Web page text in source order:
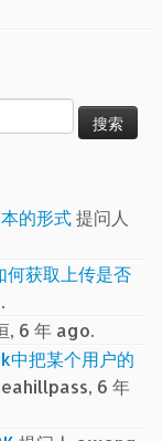
的形式提问人
获取上传是否
, 6 年 ago.
把某个用户的
6 年